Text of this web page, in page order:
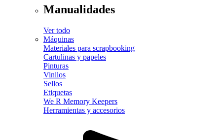
Manualidades
Ver todo
Máquinas
Materiales para scrapbooking
Cartulinas y papeles
Pinturas
Vinilos
Sellos
Etiquetas
We R Memory Keepers
Herramientas y accesorios